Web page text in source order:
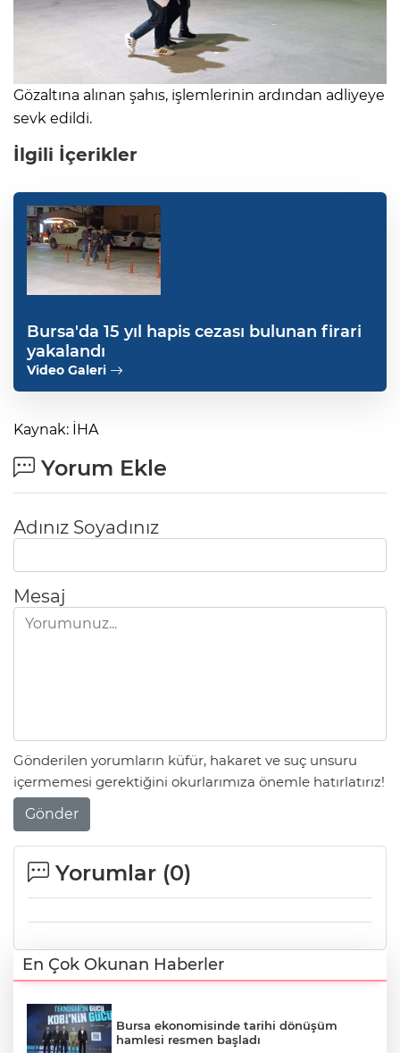
Gözaltına alınan şahıs, işlemlerinin ardından adliyeye
sevk edildi.
İlgili İçerikler
Bursa'da 15 yıl hapis cezası bulunan firari
yakalandı
Video Galeri
Kaynak: İHA
Yorum Ekle
Adınız Soyadınız
Mesaj
Gönderilen yorumların küfür, hakaret ve suç unsuru
içermemesi gerektiğini okurlarımıza önemle hatırlatırız!
Gönder
Yorumlar (0)
En Çok Okunan Haberler
Bursa ekonomisinde tarihi dönüşüm
hamlesi resmen başladı